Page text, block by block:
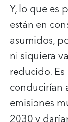
Y, lo que es
están en
asumidos,
ni siquiera
reducido.
conducirían
emisiones